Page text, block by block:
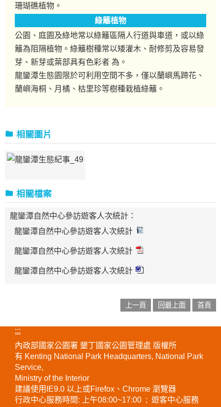
珊瑚礁植物。
綠籬植物
公園、庭園及綠地常以綠籬區隔人行道與車道，或以綠
籬為阻隔植物。綠籬樹種常以矮灌木、耐修剪及容易發
芽、新芽或葉部具有色彩者 為。
龍鑾潭生態園限於可利用空間不多，僅以蘭嶼馬蹄花、
蘭嶼海桐、月橘、枯里珍等樹種栽植綠籬。
相關圖片
相關檔案
龍鑾潭自然中心參訪遊客人次統計：
龍鑾潭自然中心參訪遊客人次統計
龍鑾潭自然中心參訪遊客人次統計
龍鑾潭自然中心參訪遊客人次統計
上一頁 回最上面 首頁
:::
內政部國家公園署 墾丁國家公園管理處 版權所
有 Kenting National Park Headquarters, National Park
Service,
Ministry of the Interior
建議使用IE9.0 以上或Firefox、Chrome 瀏覽器
行政中心服務時間: 上午08:00~17:00 ; 遊客中心服務